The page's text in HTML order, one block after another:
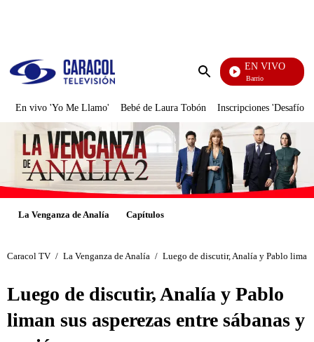
Enviar
EN VIVO
María La Del Barrio
En vivo 'Yo Me Llamo' Bebé de Laura Tobón Inscripciones 'Desafío'
La Venganza de Analía Capítulos
Caracol TV / La Venganza de Analía / Luego de discutir, Analía y Pablo liman
Luego de discutir, Analía y Pablo
liman sus asperezas entre sábanas y